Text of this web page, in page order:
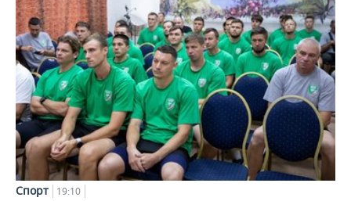
Спорт 19:10